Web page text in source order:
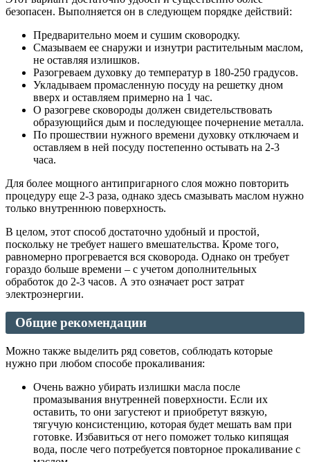
безопасен. Выполняется он в следующем порядке действий:
Предварительно моем и сушим сковородку.
Смазываем ее снаружи и изнутри растительным маслом,
не оставляя излишков.
Разогреваем духовку до температур в 180-250 градусов.
Укладываем промасленную посуду на решетку дном
вверх и оставляем примерно на 1 час.
О разогреве сковороды должен свидетельствовать
образующийся дым и последующее почернение металла.
По прошествии нужного времени духовку отключаем и
оставляем в ней посуду постепенно остывать на 2-3
часа.
Для более мощного антипригарного слоя можно повторить
процедуру еще 2-3 раза, однако здесь смазывать маслом нужно
только внутреннюю поверхность.
В целом, этот способ достаточно удобный и простой,
поскольку не требует нашего вмешательства. Кроме того,
равномерно прогревается вся сковорода. Однако он требует
гораздо больше времени – с учетом дополнительных
обработок до 2-3 часов. А это означает рост затрат
электроэнергии.
Общие рекомендации
Можно также выделить ряд советов, соблюдать которые
нужно при любом способе прокаливания:
Очень важно убирать излишки масла после
промазывания внутренней поверхности. Если их
оставить, то они загустеют и приобретут вязкую,
тягучую консистенцию, которая будет мешать вам при
готовке. Избавиться от него поможет только кипящая
вода, после чего потребуется повторное прокаливание с